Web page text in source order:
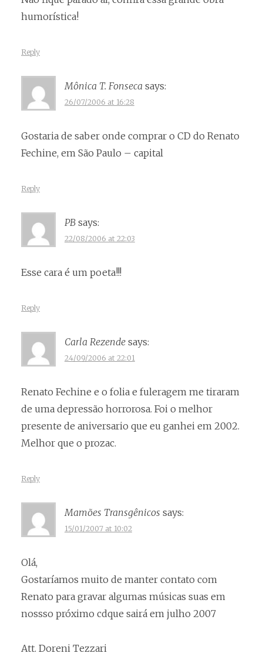
humorística!
Reply
Mônica T. Fonseca says:
26/07/2006 at 16:28
Gostaria de saber onde comprar o CD do Renato
Fechine, em São Paulo – capital
Reply
PB says:
22/08/2006 at 22:03
Esse cara é um poeta!!!
Reply
Carla Rezende says:
24/09/2006 at 22:01
Renato Fechine e o folia e fuleragem me tiraram
de uma depressão horrorosa. Foi o melhor
presente de aniversario que eu ganhei em 2002.
Melhor que o prozac.
Reply
Mamões Transgênicos says:
15/01/2007 at 10:02
Olá,
Gostaríamos muito de manter contato com
Renato para gravar algumas músicas suas em
nossso próximo cdque sairá em julho 2007
Att. Doreni Tezzari